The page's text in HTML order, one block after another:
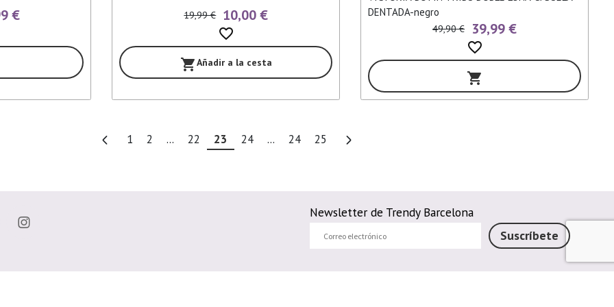
€ 19,99 € 10,00 €
favorite_border
shopping_cartAñadir a la cesta
DENTADA-negro
49,90 € 39,99 €
favorite_border
shopping_cart
1 2 ... 22 23 24 ... 24 25
Newsletter de Trendy Barcelona
electrónico
Suscríbete